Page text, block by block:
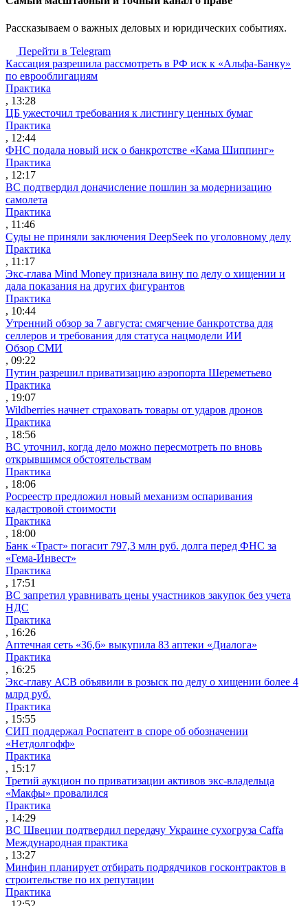
Рассказываем о важных деловых и юридических событиях.
Перейти в Telegram
Кассация разрешила рассмотреть в РФ иск к «Альфа-Банку»
по еврооблигациям
Практика
, 13:28
ЦБ ужесточил требования к листингу ценных бумаг
Практика
, 12:44
ФНС подала новый иск о банкротстве «Кама Шиппинг»
Практика
, 12:17
ВС подтвердил доначисление пошлин за модернизацию
самолета
Практика
, 11:46
Суды не приняли заключения DeepSeek по уголовному делу
Практика
, 11:17
Экс-глава Mind Money признала вину по делу о хищении и
дала показания на других фигурантов
Практика
, 10:44
Утренний обзор за 7 августа: смягчение банкротства для
селлеров и требования для статуса нацмодели ИИ
Обзор СМИ
, 09:22
Путин разрешил приватизацию аэропорта Шереметьево
Практика
, 19:07
Wildberries начнет страховать товары от ударов дронов
Практика
, 18:56
ВС уточнил, когда дело можно пересмотреть по вновь
открывшимся обстоятельствам
Практика
, 18:06
Росреестр предложил новый механизм оспаривания
кадастровой стоимости
Практика
, 18:00
Банк «Траст» погасит 797,3 млн руб. долга перед ФНС за
«Гема-Инвест»
Практика
, 17:51
ВС запретил уравнивать цены участников закупок без учета
НДС
Практика
, 16:26
Аптечная сеть «36,6» выкупила 83 аптеки «Диалога»
Практика
, 16:25
Экс-главу АСВ объявили в розыск по делу о хищении более 4
млрд руб.
Практика
, 15:55
СИП поддержал Роспатент в споре об обозначении
«Нетдолгофф»
Практика
, 15:17
Третий аукцион по приватизации активов экс-владельца
«Макфы» провалился
Практика
, 14:29
ВС Швеции подтвердил передачу Украине сухогруза Caffa
Международная практика
, 13:27
Минфин планирует отбирать подрядчиков госконтрактов в
строительстве по их репутации
Практика